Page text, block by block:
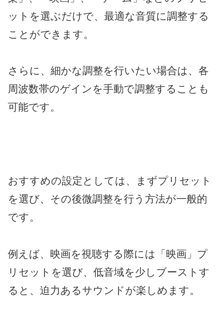
ットを選ぶだけで、最適な音質に調整する
ことができます。
さらに、細かな調整を行いたい場合は、各
周波数帯のゲインを手動で調整することも
可能です。
おすすめの設定としては、まずプリセット
を選び、その後微調整を行う方法が一般的
です。
例えば、映画を視聴する際には「映画」プ
リセットを選び、低音域を少しブーストす
ると、迫力あるサウンドが楽しめます。